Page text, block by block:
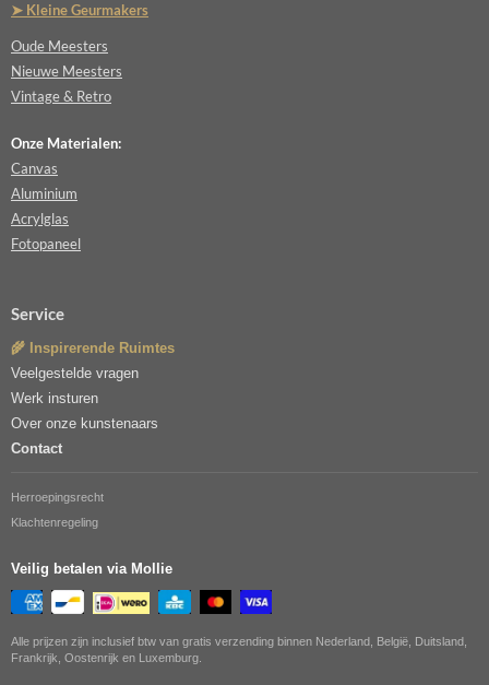
➤ Kleine Geurmakers
Oude Meesters
Nieuwe Meesters
Vintage & Retro
Onze Materialen:
Canvas
Aluminium
Acrylglas
Fotopaneel
Service
🌾 Inspirerende Ruimtes
Veelgestelde vragen
Werk insturen
Over onze kunstenaars
Contact
Herroepingsrecht
Klachtenregeling
Veilig betalen via Mollie
Alle prijzen zijn inclusief btw van gratis verzending binnen Nederland, België, Duitsland,
Frankrijk, Oostenrijk en Luxemburg.